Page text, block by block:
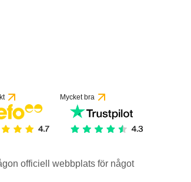
Mycket bra
officiell webbplats för något